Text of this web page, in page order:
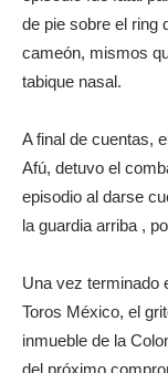
de pie sobre el ring
cameón, mismos
tabique nasal.
A final de cuentas,
Afú, detuvo el
episodio al darse
la guardia arriba ,
Una vez terminado
Toros México, el
inmueble de la
del próximo